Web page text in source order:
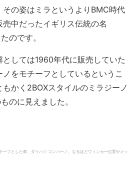
の姿はミラというよりBMC時代
中だったイギリス伝統の名
のです。
しては1960年代に販売していた
をモチーフとしているというこ
かく2BOXスタイルのミラジーノ
のに見えました。
ーフとした車、ダイハツ コンパーノ。なるほどウィンカー位置やメッ